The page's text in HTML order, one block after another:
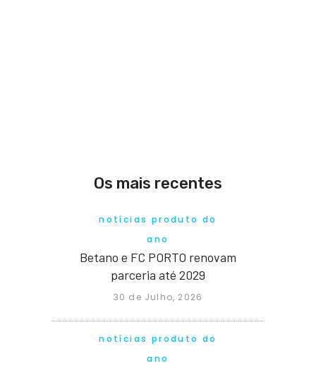
Os mais recentes
notícias produto do
ano
Betano e FC PORTO renovam
parceria até 2029
30 de Julho, 2026
notícias produto do
ano